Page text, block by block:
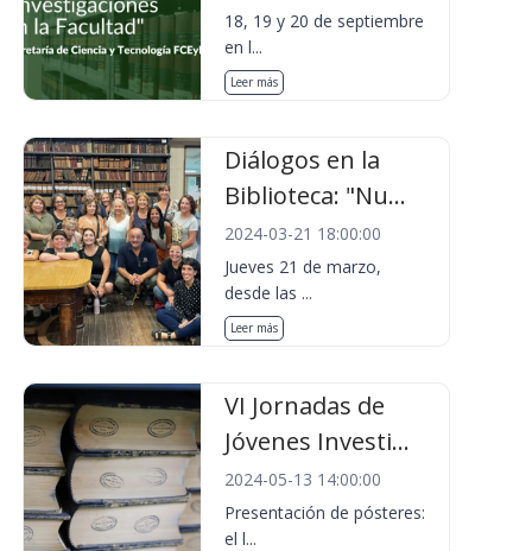
18, 19 y 20 de septiembre
en l...
Leer más
Diálogos en la
Biblioteca: "Nu...
2024-03-21 18:00:00
Jueves 21 de marzo,
desde las ...
Leer más
VI Jornadas de
Jóvenes Investi...
2024-05-13 14:00:00
Presentación de pósteres:
el l...